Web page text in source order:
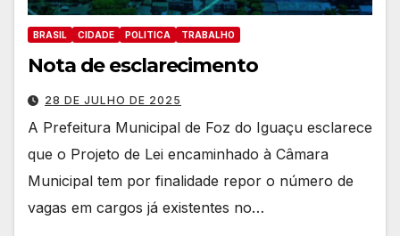
BRASIL CIDADE POLITICA TRABALHO
Nota de esclarecimento
28 DE JULHO DE 2025
A Prefeitura Municipal de Foz do Iguaçu esclarece
que o Projeto de Lei encaminhado à Câmara
Municipal tem por finalidade repor o número de
vagas em cargos já existentes no…